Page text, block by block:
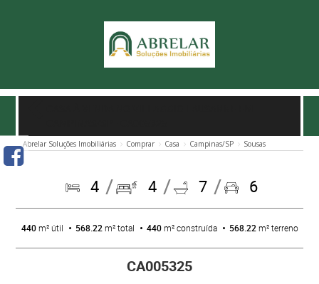
Abrelar Soluções Imobiliárias Comprar Casa Campinas/SP Sousas
4 4 7 6
440m² útil 568.22 m² total 440m² construída 568.22 m² terreno
CA005325